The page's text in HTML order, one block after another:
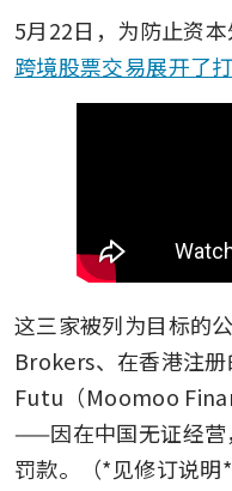
5月22日，为防止资
跨境股票交易展开了
这三家被列为目标的
Brokers、在香港注
Futu（Moomoo
——因在中国无证经营
罚款。（*见修订说明*